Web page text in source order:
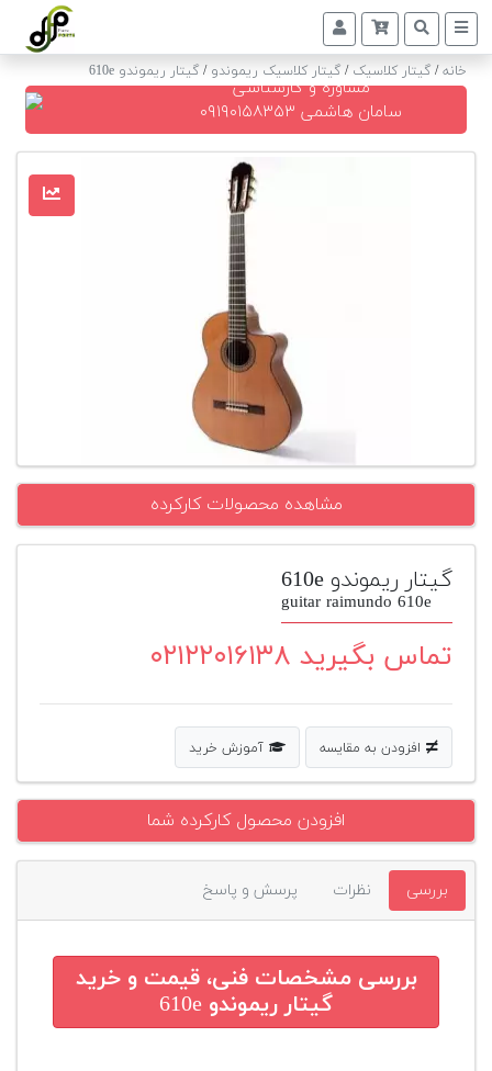
دیجیتال
و
رگلاژ
بازسازی
پیانو
دست
دوم
افزودن
محصول
دوم
خانه/گیتار کلاسیک /گیتار کلاسیک ریموندو /گیتار ریموندو 610e
مشاوره و کارشناسی
سامان هاشمی ۰۹۱۹۰۱۵۸۳۵۳
مشاهده محصولات کارکرده
گیتار ریموندو 610e
guitar raimundo 610e
تماس بگیرید ۰۲۱۲۲۰۱۶۱۳۸
افزودن به مقایسه آموزش خرید
افزودن محصول کارکرده شما
بررسی نظرات پرسش و پاسخ
بررسی مشخصات فنی، قیمت و خرید
گیتار ریموندو 610e